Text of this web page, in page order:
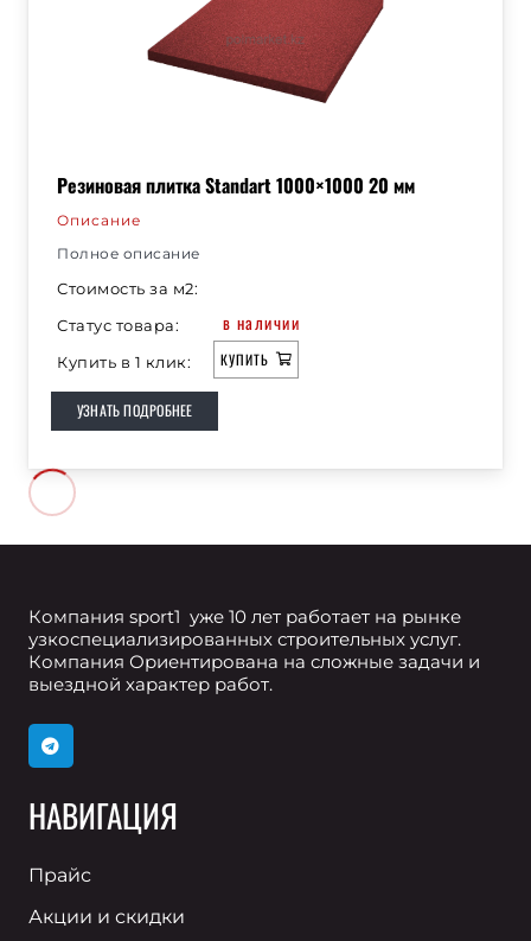
Резиновая плитка Standart 1000×1000 20 мм
Описание
Полное описание
Стоимость за м2:
Статус товара:
в наличии
Купить в 1 клик: КУПИТЬ
УЗНАТЬ ПОДРОБНЕЕ
Компания sport1 уже 10 лет работает на рынке
узкоспециализированных строительных услуг.
Компания Ориентирована на сложные задачи и
выездной характер работ.
НАВИГАЦИЯ
Прайс
Акции и скидки